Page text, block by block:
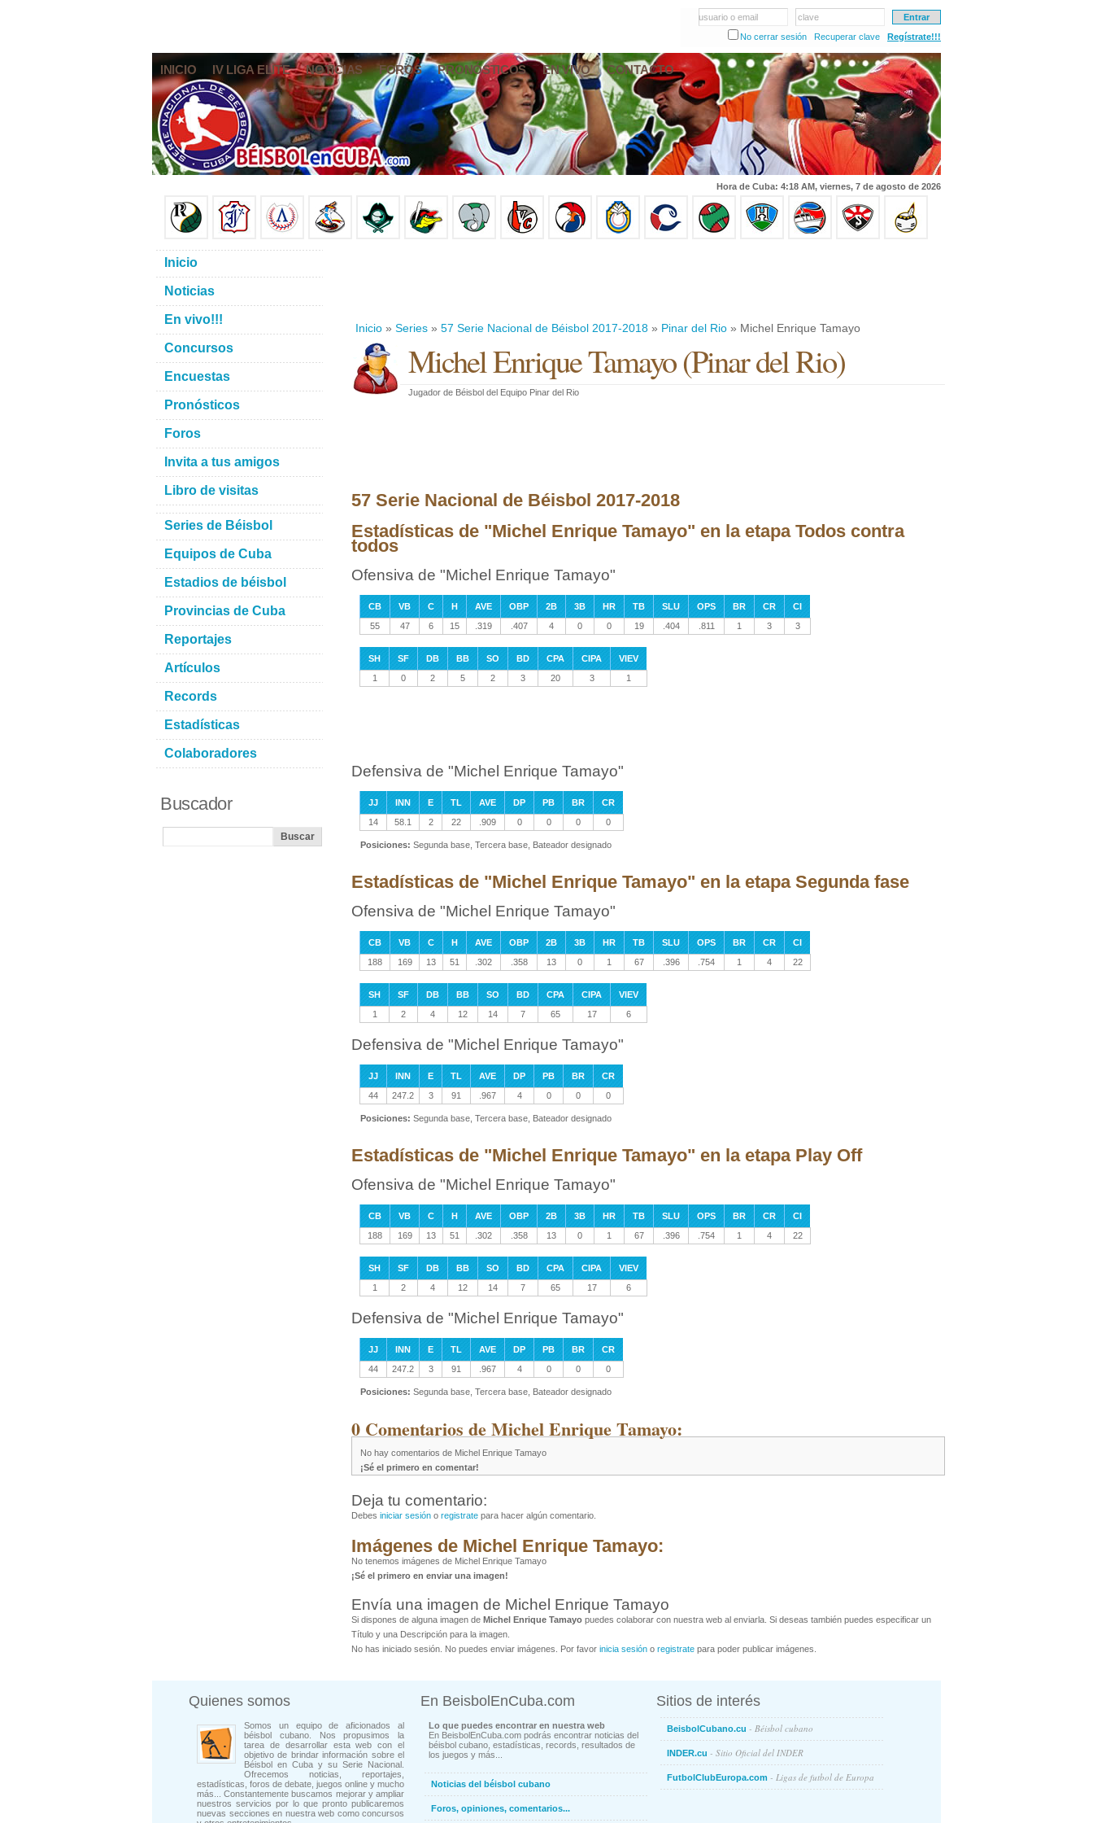
usuario o email
clave
No cerrar sesión
Recuperar clave Regístrate!!!
INICIO IV LIGA ELITE NOTICIAS FOROS PRONÓSTICOS EN VIVO CONTACTO
Hora de Cuba: 4:18 AM, viernes, 7 de agosto de 2026
Inicio » Series » 57 Serie Nacional de Béisbol 2017-2018 » Pinar del Rio » Michel Enrique Tamayo
Michel Enrique Tamayo(Pinar del Rio)
Jugador de Béisbol del Equipo Pinar del Rio
57 Serie Nacional de Béisbol 2017-2018
Estadísticas de "Michel Enrique Tamayo" en la etapa Todos contra
todos
Ofensiva de "Michel Enrique Tamayo"
CB VB C H AVE OBP 2B 3B HR TB SLU OPS BR CR
CI
55
47 6 15 .319 .407 4 0 0 19 .404 .811 1 3 3
SH SF DB BB SO BD CPA CIPA
VIEV
1
0 2 5 2 3 20 3 1
Defensiva de "Michel Enrique Tamayo"
JJ INN E TL AVE DP PB BR
CR
14
58.1 2 22 .909 0 0 0 0
Posiciones: Segunda base, Tercera base, Bateador designado
Estadísticas de "Michel Enrique Tamayo" en la etapa Segunda fase
Ofensiva de "Michel Enrique Tamayo"
CB VB C H AVE OBP 2B 3B HR TB SLU OPS BR CR
CI
188
169 13 51 .302 .358 13 0 1 67 .396 .754 1 4 22
SH SF DB BB SO BD CPA CIPA
VIEV
1
2 4 12 14 7 65 17 6
Defensiva de "Michel Enrique Tamayo"
JJ INN E TL AVE DP PB BR
CR
44
247.2 3 91 .967 4 0 0 0
Posiciones: Segunda base, Tercera base, Bateador designado
Estadísticas de "Michel Enrique Tamayo" en la etapa Play Off
Ofensiva de "Michel Enrique Tamayo"
CB VB C H AVE OBP 2B 3B HR TB SLU OPS BR CR
CI
188
169 13 51 .302 .358 13 0 1 67 .396 .754 1 4 22
SH SF DB BB SO BD CPA CIPA
VIEV
1
2 4 12 14 7 65 17 6
Defensiva de "Michel Enrique Tamayo"
JJ INN E TL AVE DP PB BR
CR
44
247.2 3 91 .967 4 0 0 0
Posiciones: Segunda base, Tercera base, Bateador designado
0 Comentarios de Michel Enrique Tamayo:
No hay comentarios de Michel Enrique Tamayo
¡Sé el primero en comentar!
Deja tu comentario:
Debes iniciar sesión o registrate para hacer algún comentario.
Imágenes de Michel Enrique Tamayo:
No tenemos imágenes de Michel Enrique Tamayo
¡Sé el primero en enviar una imagen!
Envía una imagen de Michel Enrique Tamayo
Si dispones de alguna imagen de Michel Enrique Tamayo puedes colaborar con nuestra web al enviarla. Si deseas también puedes especificar un
Título y una Descripción para la imagen.
No has iniciado sesión. No puedes enviar imágenes. Por favor inicia sesión o registrate para poder publicar imágenes.
Inicio
Noticias
En vivo!!!
Concursos
Encuestas
Pronósticos
Foros
Invita a tus amigos
Libro de visitas
Series de Béisbol
Equipos de Cuba
Estadios de béisbol
Provincias de Cuba
Reportajes
Artículos
Records
Estadísticas
Colaboradores
Buscador
Quienes somos
Somos un equipo de aficionados al
béisbol cubano. Nos propusimos la
tarea de desarrollar esta web con el
objetivo de brindar información sobre el
Béisbol en Cuba y su Serie Nacional.
Ofrecemos noticias, reportajes,
estadísticas, foros de debate, juegos online y mucho
más... Constantemente buscamos mejorar y ampliar
nuestros servicios por lo que pronto publicaremos
nuevas secciones en nuestra web como concursos
En BeisbolEnCuba.com
Lo que puedes encontrar en nuestra web
En BeisbolEnCuba.com podrás encontrar noticias del
béisbol cubano, estadísticas, records, resultados de
los juegos y más...
Noticias del béisbol cubano
Foros, opiniones, comentarios...
Sitios de interés
BeisbolCubano.cu - Béisbol cubano
INDER.cu - Sitio Oficial del INDER
FutbolClubEuropa.com - Ligas de futbol de Europa